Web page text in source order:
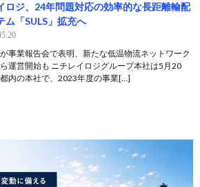
ロジ、24年問題対応の効率的な長距離輸配
ム「SULS」拡充へ
事業報告会で表明、新たな低温物流ネットワーク
運営開始も ニチレイロジグループ本社は5月20
内の本社で、2023年度の事業[…]